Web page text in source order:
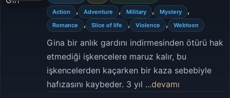
Action , Adventure , Military , Mystery ,
Romance , Slice of life , Violence , Webtoon
Gina bir anlık gardını indirmesinden ötürü hak
etmediği işkencelere maruz kalır, bu
işkencelerden kaçarken bir kaza sebebiyle
hafızasını kaybeder. 3 yıl ...devamı